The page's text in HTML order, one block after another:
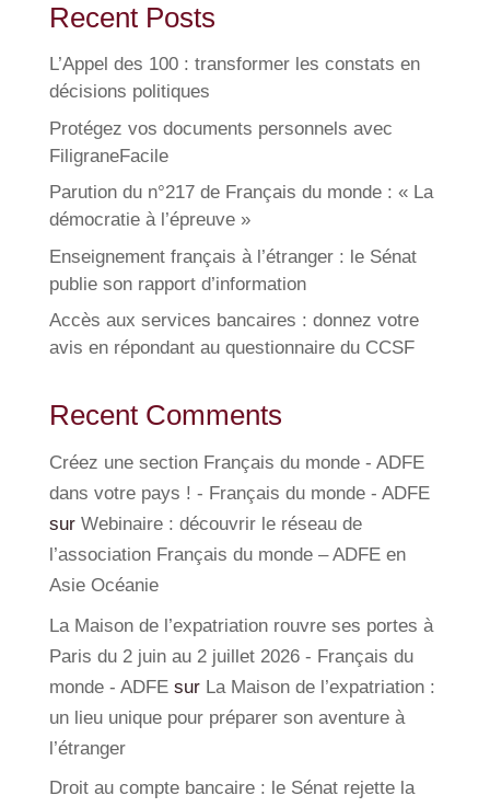
Recent Posts
L’Appel des 100 : transformer les constats en
décisions politiques
Protégez vos documents personnels avec
FiligraneFacile
Parution du n°217 de Français du monde : « La
démocratie à l’épreuve »
Enseignement français à l’étranger : le Sénat
publie son rapport d’information
Accès aux services bancaires : donnez votre
avis en répondant au questionnaire du CCSF
Recent Comments
Créez une section Français du monde - ADFE
dans votre pays ! - Français du monde - ADFE
sur Webinaire : découvrir le réseau de
l’association Français du monde – ADFE en
Asie Océanie
La Maison de l’expatriation rouvre ses portes à
Paris du 2 juin au 2 juillet 2026 - Français du
monde - ADFEsur La Maison de l’expatriation :
un lieu unique pour préparer son aventure à
l’étranger
Droit au compte bancaire : le Sénat rejette la